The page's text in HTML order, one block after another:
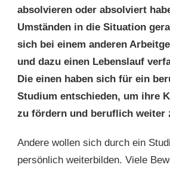
absolvieren oder absolviert
Umständen in die Situation
sich bei einem anderen
und dazu einen Lebenslauf
Die einen haben sich für ein
Studium entschieden, um ihre
zu fördern und beruflich weiter
Andere wollen sich durch ein
persönlich weiterbilden. Viele